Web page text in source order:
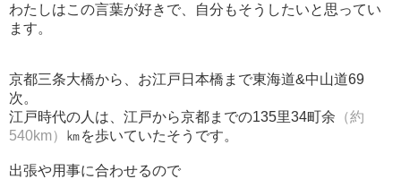
わたしはこの言葉が好きで、自分もそうしたいと思ってい
ます。
京都三条大橋から、お江戸日本橋まで東海道&中山道69
次。
江戸時代の人は、江戸から京都までの135里34町余 （約
540km） ㎞を歩いていたそうです。
出張や用事に合わせるので